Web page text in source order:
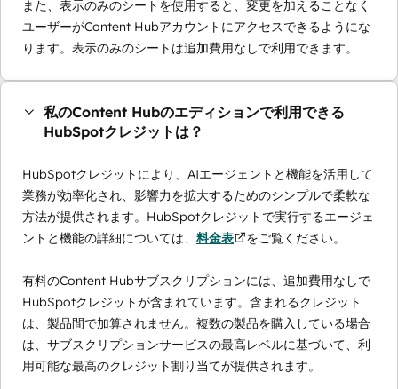
また、表示のみのシートを使用すると、変更を加えることなく
ユーザーがContent Hubアカウントにアクセスできるようにな
ります。表示のみのシートは追加費用なしで利用できます。
私のContent Hubのエディションで利用できる
HubSpotクレジットは？
HubSpotクレジットにより、AIエージェントと機能を活用して
業務が効率化され、影響力を拡大するためのシンプルで柔軟な
方法が提供されます。HubSpotクレジットで実行するエージェ
ントと機能の詳細については、 料金表 をご覧ください。
有料のContent Hubサブスクリプションには、追加費用なしで
HubSpotクレジットが含まれています。含まれるクレジット
は、製品間で加算されません。複数の製品を購入している場合
は、サブスクリプションサービスの最高レベルに基づいて、利
用可能な最高のクレジット割り当てが提供されます。